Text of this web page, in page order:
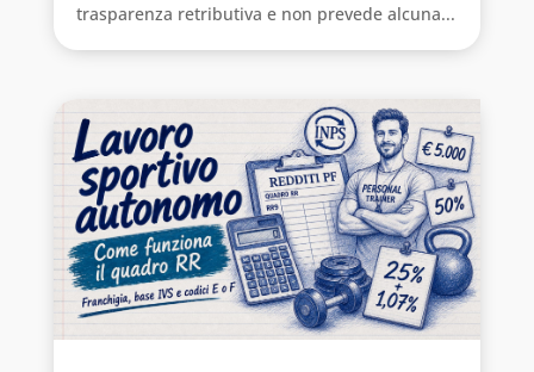
trasparenza retributiva e non prevede alcuna...